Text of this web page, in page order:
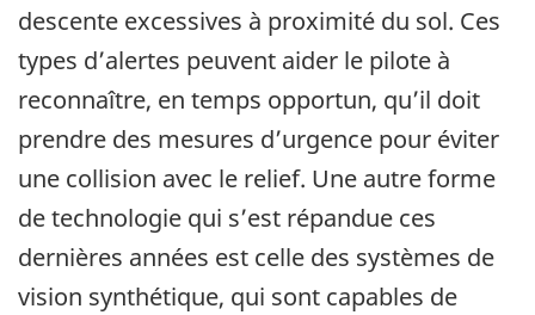
descente excessives à proximité du sol. Ces
types d’alertes peuvent aider le pilote à
reconnaître, en temps opportun, qu’il doit
prendre des mesures d’urgence pour éviter
une collision avec le relief. Une autre forme
de technologie qui s’est répandue ces
dernières années est celle des systèmes de
vision synthétique, qui sont capables de